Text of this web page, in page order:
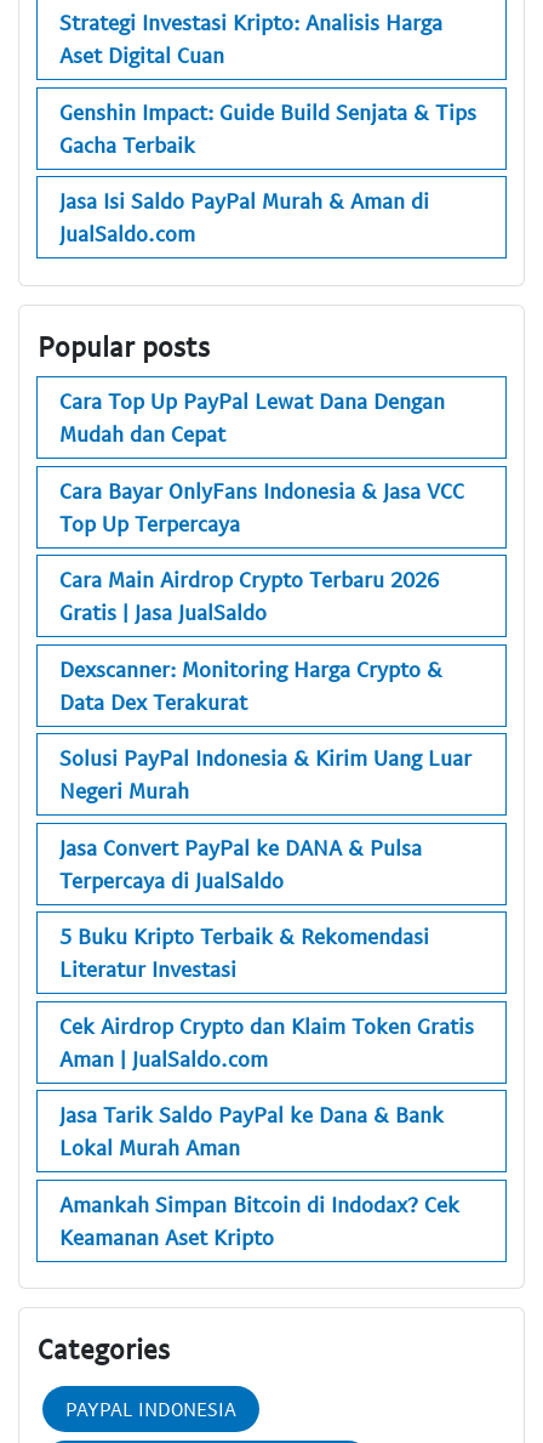
Strategi Investasi Kripto: Analisis Harga
Aset Digital Cuan
Genshin Impact: Guide Build Senjata & Tips
Gacha Terbaik
Jasa Isi Saldo PayPal Murah & Aman di
JualSaldo.com
Popular posts
Cara Top Up PayPal Lewat Dana Dengan
Mudah dan Cepat
Cara Bayar OnlyFans Indonesia & Jasa VCC
Top Up Terpercaya
Cara Main Airdrop Crypto Terbaru 2026
Gratis | Jasa JualSaldo
Dexscanner: Monitoring Harga Crypto &
Data Dex Terakurat
Solusi PayPal Indonesia & Kirim Uang Luar
Negeri Murah
Jasa Convert PayPal ke DANA & Pulsa
Terpercaya di JualSaldo
5 Buku Kripto Terbaik & Rekomendasi
Literatur Investasi
Cek Airdrop Crypto dan Klaim Token Gratis
Aman | JualSaldo.com
Jasa Tarik Saldo PayPal ke Dana & Bank
Lokal Murah Aman
Amankah Simpan Bitcoin di Indodax? Cek
Keamanan Aset Kripto
Categories
PAYPAL INDONESIA